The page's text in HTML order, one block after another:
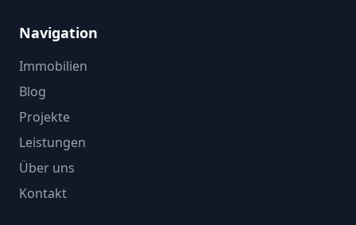
Navigation
Immobilien
Blog
Projekte
Leistungen
Über uns
Kontakt